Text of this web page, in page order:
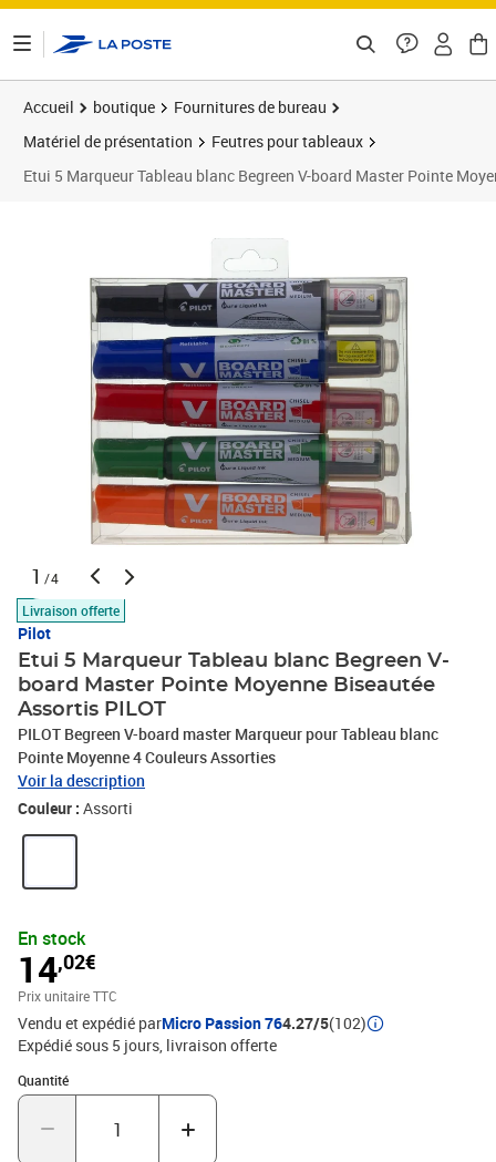
Accueil boutique
Fournitures de bureau
Matériel de présentation
Feutres pour tableaux
Etui 5 Marqueur Tableau blanc Begreen V-board Master Pointe
1 /4
Livraison offerte
Pilot
Etui 5 Marqueur Tableau blanc Begreen V-
board Master Pointe Moyenne Biseautée
Assortis PILOT
PILOT Begreen V-board master Marqueur pour Tableau blanc
Pointe Moyenne 4 Couleurs Assorties
Voir la description
Couleur : Assorti
En stock
14,02€
Prix unitaire TTC
Vendu et expédié parMicro Passion 764.27/5(102)
Expédié sous 5 jours livraison offerte
Quantité
Quantité : 1